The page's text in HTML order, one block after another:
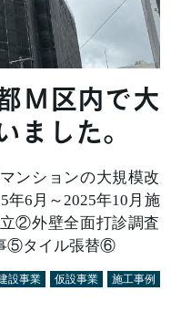
Ｍ区内で大
ました。
ンションの大規模改
年6月～2025年10月施
②外壁全面打診調査
⑤タイル張替⑥
設事業 仮設事業 施工事例